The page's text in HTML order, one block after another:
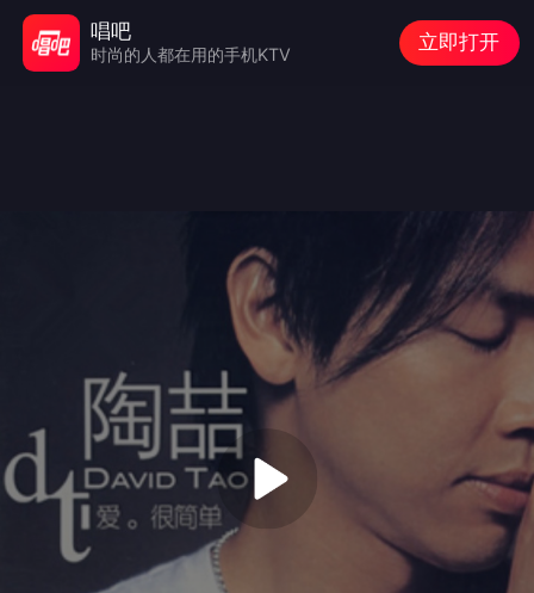
唱吧
时尚的人都在用的手机KTV
立即打开